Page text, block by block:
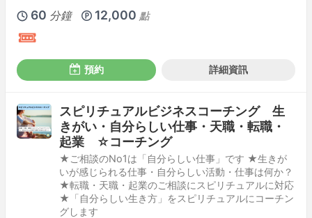
60 分鐘 12,000 點
預約 詳細資訊
スピリチュアルビジネスコーチング 生
きがい・自分らしい仕事・天職・転職・
起業 ☆コーチング
★ご相談のNo1は「自分らしい仕事」です ★生きが
いが感じられる仕事・自分らしい活動・仕事は何か？
★転職・天職・起業のご相談にスピリチュアルに対応
★「自分らしい生き方」をスピリチュアルにコーチン
グします